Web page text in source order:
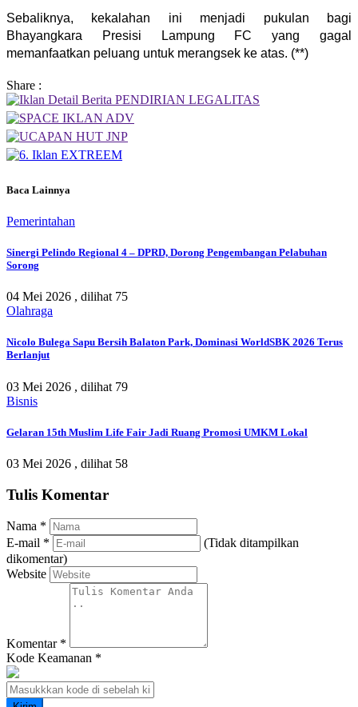
Sebaliknya, kekalahan ini menjadi pukulan bagi
Bhayangkara Presisi Lampung FC yang gagal
memanfaatkan peluang untuk merangsek ke atas. (**)
Share :
Baca Lainnya
Pemerintahan
Sinergi Pelindo Regional 4 – DPRD, Dorong Pengembangan Pelabuhan
Sorong
04 Mei 2026 , dilihat 75
Olahraga
Nicolo Bulega Sapu Bersih Balaton Park, Dominasi WorldSBK 2026 Terus
Berlanjut
03 Mei 2026 , dilihat 79
Bisnis
Gelaran 15th Muslim Life Fair Jadi Ruang Promosi UMKM Lokal
03 Mei 2026 , dilihat 58
Tulis Komentar
Nama *
E-mail *
(Tidak ditampilkan
dikomentar)
Website
Komentar *
Kode Keamanan *